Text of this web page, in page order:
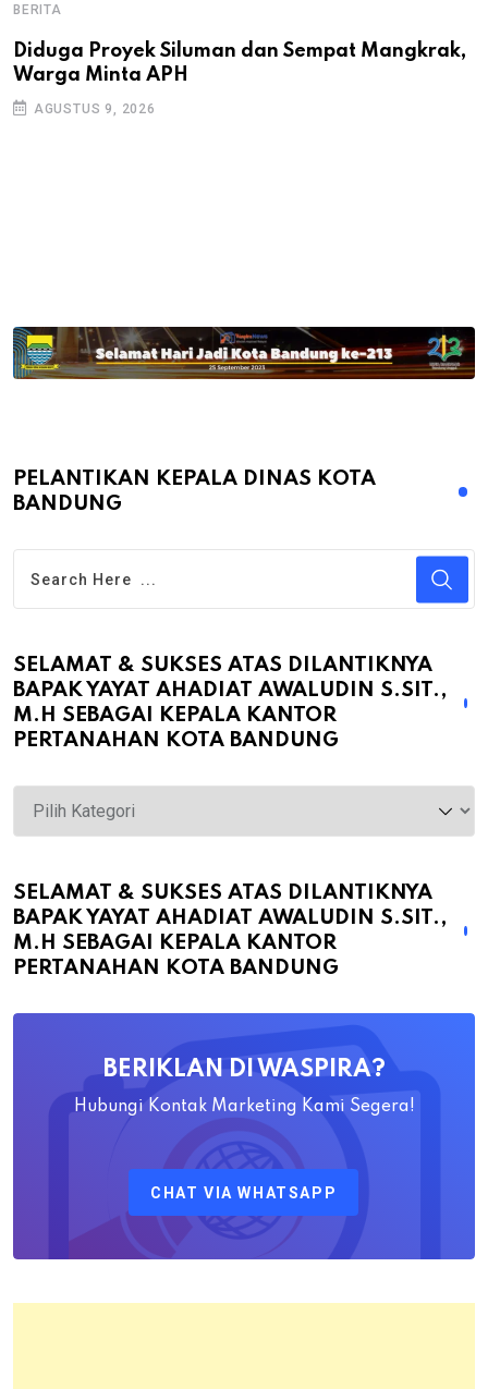
BERITA
Diduga Proyek Siluman dan Sempat Mangkrak,
Warga Minta APH
AGUSTUS 9, 2026
PELANTIKAN KEPALA DINAS KOTA
BANDUNG
SELAMAT & SUKSES ATAS DILANTIKNYA
BAPAK YAYAT AHADIAT AWALUDIN S.SIT.,
M.H SEBAGAI KEPALA KANTOR
PERTANAHAN KOTA BANDUNG
Selamat
&
atas
Dilantiknya
Bapak
Ahadiat
Pertanahan
Kota
SELAMAT & SUKSES ATAS DILANTIKNYA
BAPAK YAYAT AHADIAT AWALUDIN S.SIT.,
M.H SEBAGAI KEPALA KANTOR
PERTANAHAN KOTA BANDUNG
BERIKLAN DI WASPIRA?
Hubungi Kontak Marketing Kami Segera!
CHAT VIA WHATSAPP